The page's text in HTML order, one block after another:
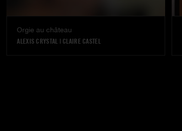
Orgie au château
ALEXIS CRYSTAL | CLAIRE CASTEL